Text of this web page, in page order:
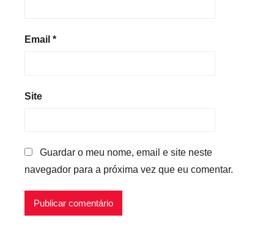
Email *
Site
Guardar o meu nome, email e site neste
navegador para a próxima vez que eu comentar.